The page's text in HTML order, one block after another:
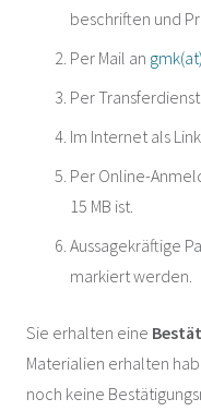
beschriften und
Per Mail an
Per
Im Internet als Link
Per Online-
15 MB ist.
Aussagekräftige
markiert werden.
Sie erhalten eine
Materialien erhalten
noch keine